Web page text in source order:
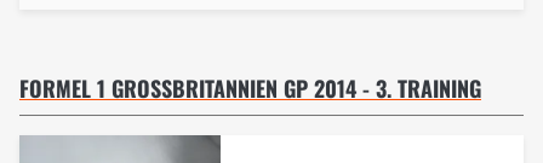
FORMEL 1 GROSSBRITANNIEN GP 2014 - 3. TRAINING